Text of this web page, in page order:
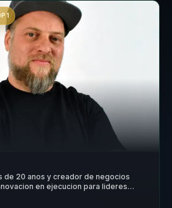
1
de 20 anos y creador de negocios
en ejecucion para lideres